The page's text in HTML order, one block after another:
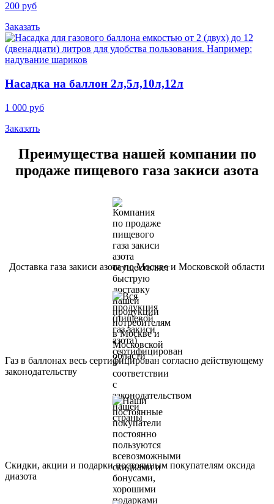
200 руб
Заказать
Насадка на баллон 2л,5л,10л,12л
1 000 руб
Заказать
Преимущества нашей компании по
продаже пищевого газа закиси азота
Доставка газа закиси азота по Москве и Московской области
Газ в баллонах весь сертифицирован согласно действующему
законодательству
Скидки, акции и подарки постоянным покупателям оксида
диазота